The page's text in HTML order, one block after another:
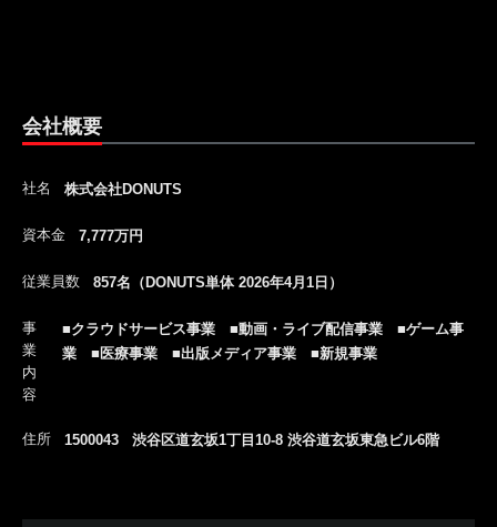
会社概要
社名 株式会社DONUTS
資本金 7,777万円
従業員数 857名（DONUTS単体 2026年4月1日）
事
業
内
容
■クラウドサービス事業 ■動画・ライブ配信事業 ■ゲーム事
業 ■医療事業 ■出版メディア事業 ■新規事業
住所 1500043 渋谷区道玄坂1丁目10-8 渋谷道玄坂東急ビル6階